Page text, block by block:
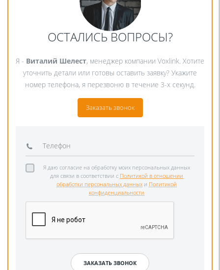
ОСТАЛИСЬ ВОПРОСЫ?
Я - Виталий Шелест, менеджер компании Voxlink. Хотите
уточнить детали или готовы оставить заявку? Укажите
номер телефона, я перезвоню в течение 3-х секунд.
Заказать звонок
Я даю согласие на обработку моих персональных данных
для связи в соответствии с Политикой в отношении
обработки персональных данных и Политикой
конфиденциальности